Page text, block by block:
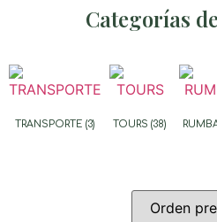
Categorías
TRANSPORTE (3) TOURS(38)